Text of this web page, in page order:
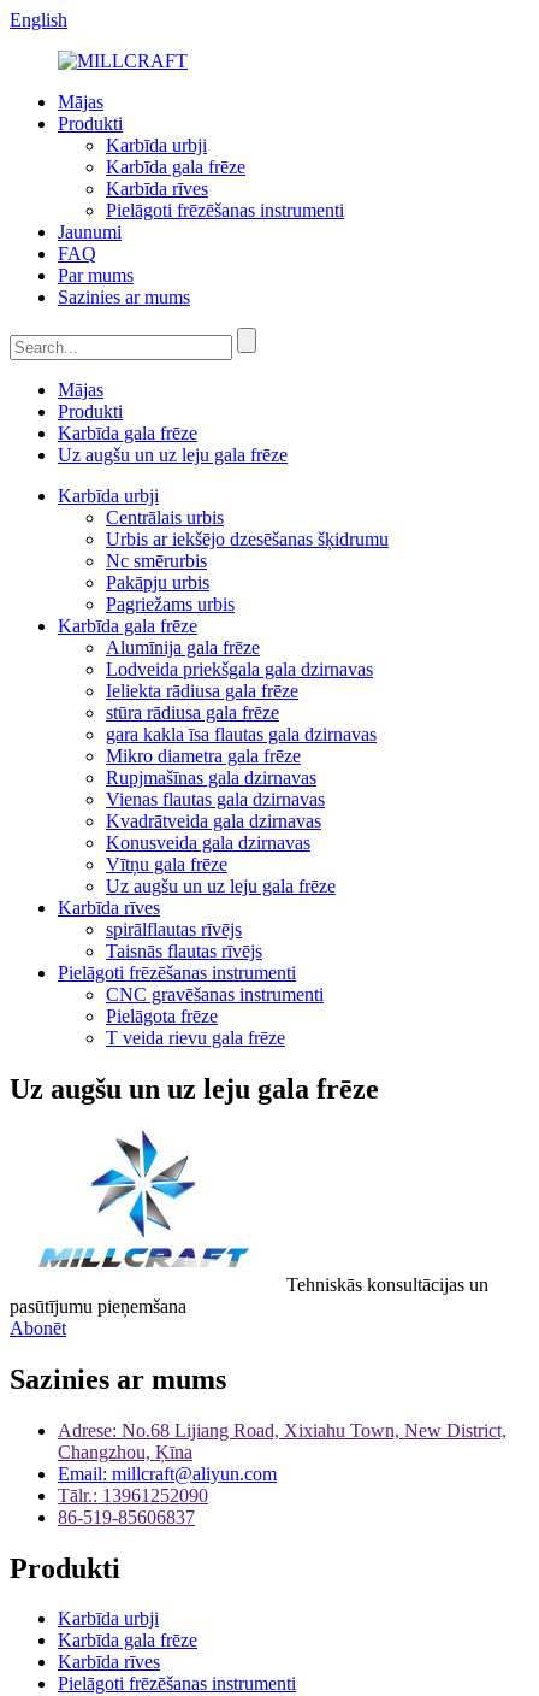
English
Mājas
Produkti
Karbīda urbji
Karbīda gala frēze
Karbīda rīves
Pielāgoti frēzēšanas instrumenti
Jaunumi
FAQ
Par mums
Sazinies ar mums
Mājas
Produkti
Karbīda gala frēze
Uz augšu un uz leju gala frēze
Karbīda urbji
Centrālais urbis
Urbis ar iekšējo dzesēšanas šķidrumu
Nc smērurbis
Pakāpju urbis
Pagriežams urbis
Karbīda gala frēze
Alumīnija gala frēze
Lodveida priekšgala gala dzirnavas
Ieliekta rādiusa gala frēze
stūra rādiusa gala frēze
gara kakla īsa flautas gala dzirnavas
Mikro diametra gala frēze
Rupjmašīnas gala dzirnavas
Vienas flautas gala dzirnavas
Kvadrātveida gala dzirnavas
Konusveida gala dzirnavas
Vītņu gala frēze
Uz augšu un uz leju gala frēze
Karbīda rīves
spirālflautas rīvējs
Taisnās flautas rīvējs
Pielāgoti frēzēšanas instrumenti
CNC gravēšanas instrumenti
Pielāgota frēze
T veida rievu gala frēze
Uz augšu un uz leju gala frēze
Tehniskās konsultācijas un
pasūtījumu pieņemšana
Abonēt
Sazinies ar mums
Adrese: No.68 Lijiang Road, Xixiahu Town, New District,
Changzhou, Ķīna
Email: millcraft@aliyun.com
Tālr.: 13961252090
86-519-85606837
Produkti
Karbīda urbji
Karbīda gala frēze
Karbīda rīves
Pielāgoti frēzēšanas instrumenti